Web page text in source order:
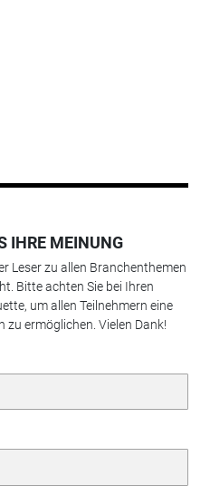
IHRE MEINUNG
Leser zu allen Branchenthemen
Bitte achten Sie bei Ihren
um allen Teilnehmern eine
ermöglichen. Vielen Dank!